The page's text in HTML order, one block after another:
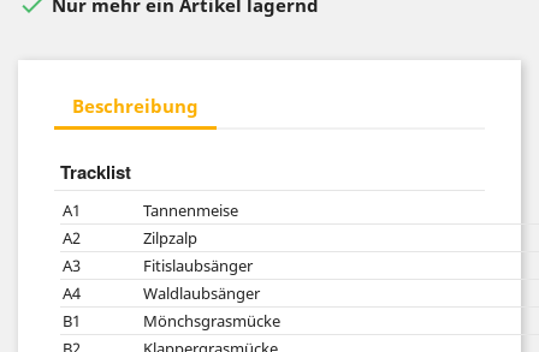
Nur mehr ein Artikel lagernd
Beschreibung
Tracklist
A1
Tannenmeise
A2
Zilpzalp
A3
Fitislaubsänger
A4
Waldlaubsänger
B1
Mönchsgrasmücke